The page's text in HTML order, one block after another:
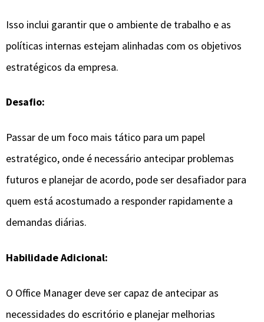
Isso inclui garantir que o ambiente de trabalho e as
políticas internas estejam alinhadas com os objetivos
estratégicos da empresa.
Desafio:
Passar de um foco mais tático para um papel
estratégico, onde é necessário antecipar problemas
futuros e planejar de acordo, pode ser desafiador para
quem está acostumado a responder rapidamente a
demandas diárias.
Habilidade Adicional:
O Office Manager deve ser capaz de antecipar as
necessidades do escritório e planejar melhorias